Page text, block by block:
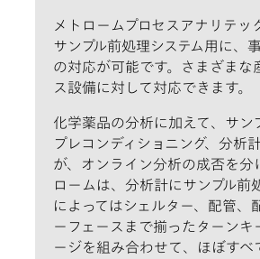
メトロームプロセスアナリテッ
サンプル前処理システム用に、
の対応が可能です。さまざまな
ス設備に対して対応できます。
化学薬品の分析に加えて、サン
プレコンディショニング、分析
が、オンライン分析の成否を分
ロームは、分析計にサンプル前
によってはシェルター、配管、
ーフェースまで揃ったターンキ
ージを組み合わせて、ほぼすべ